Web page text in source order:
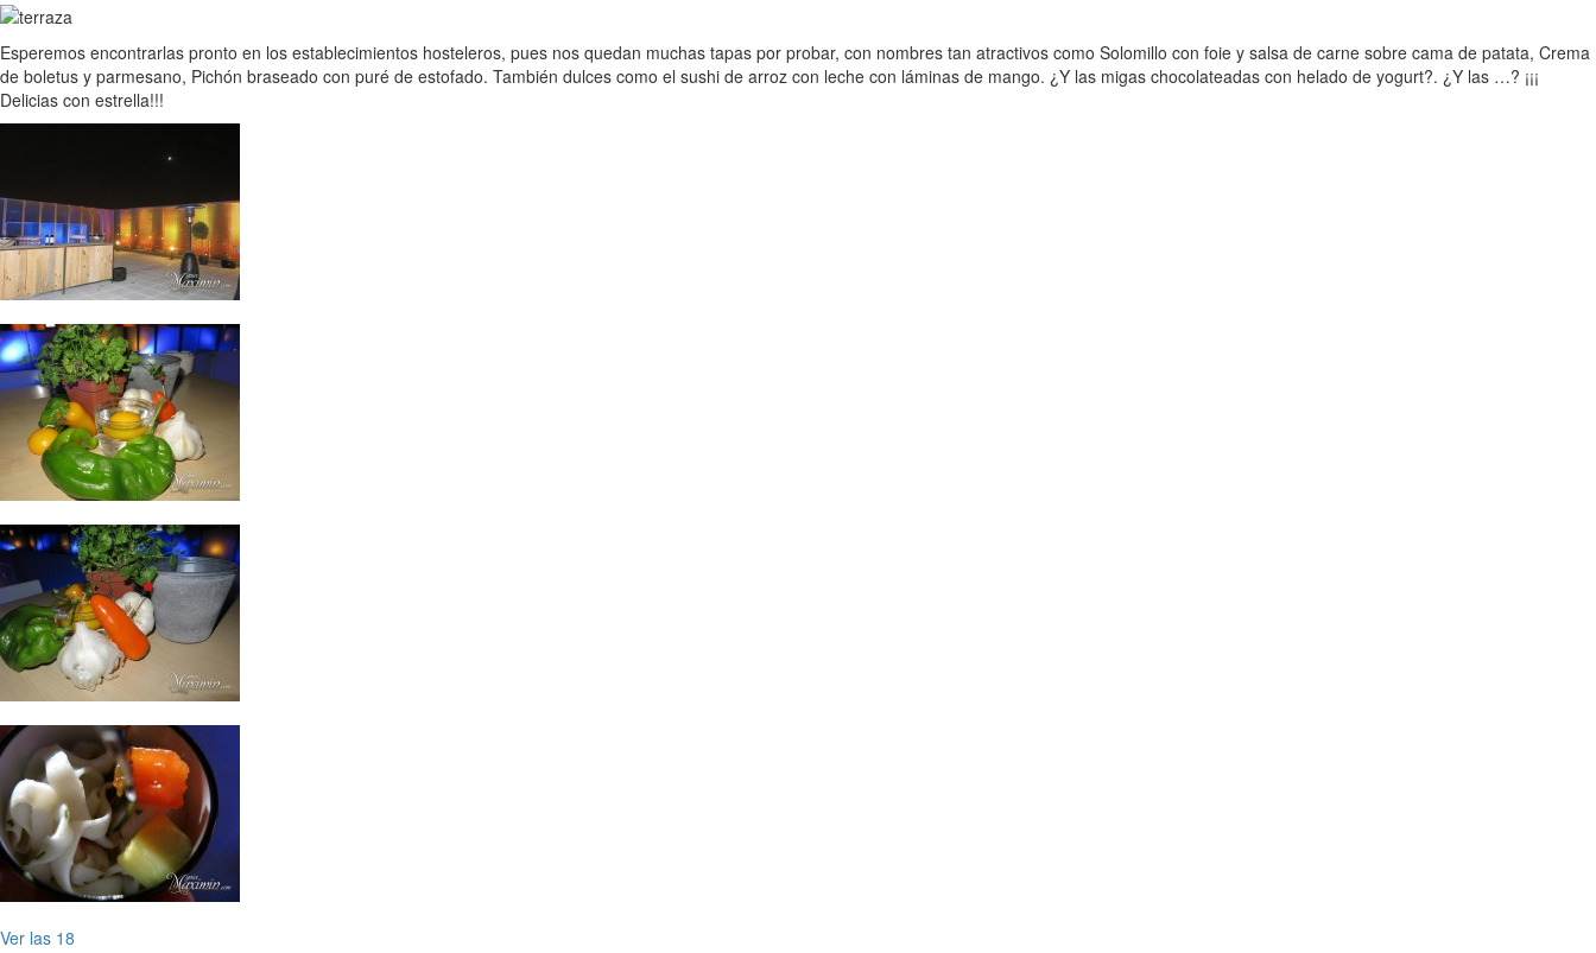
Esperemos encontrarlas pronto en los establecimientos hosteleros, pues nos quedan muchas tapas por probar, con nombres tan atractivos como Solomillo con foie y salsa de carne sobre cama de patata, Crema
de boletus y parmesano, Pichón braseado con puré de estofado. También dulces como el sushi de arroz con leche con láminas de mango. ¿Y las migas chocolateadas con helado de yogurt?. ¿Y las …? ¡¡¡
Delicias con estrella!!!
Ver las 18